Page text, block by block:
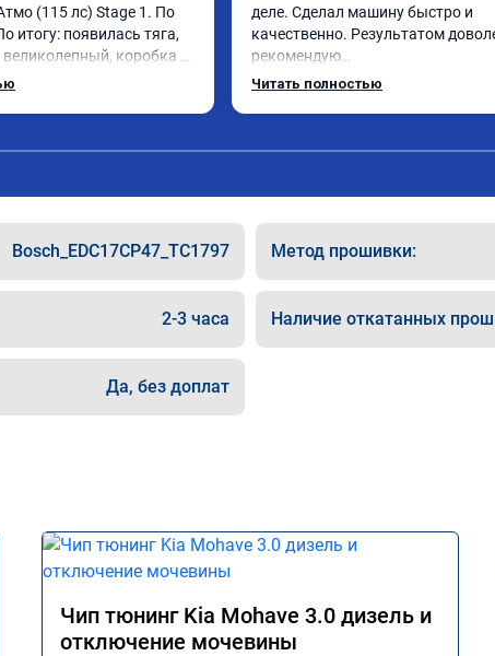
(115 лс) Stage 1. По
итогу: появилась тяга,
великолепный, коробка
На трассе
как слон )))
деле. Сделал машину быстро и
качественно. Результатом
рекомендую
До этого машина не ехала и
Читать полностью
Bosch_EDC17CP47_TC1797 Метод прошивки:
2-3 часа Наличие откатанных
Да, без доплат
Чип тюнинг Kia Mohave 3.0 дизель и
отключение мочевины